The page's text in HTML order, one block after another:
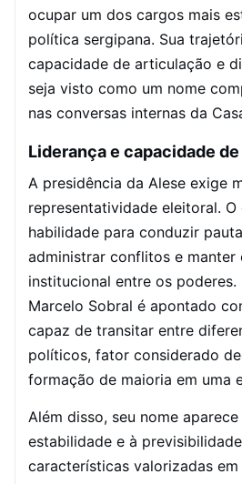
ocupar um dos cargos mais
política sergipana. Sua
capacidade de articulação e
seja visto como um nome
nas conversas internas da
Liderança e capacidade
A presidência da Alese exige
representatividade eleitoral. O
habilidade para conduzir
administrar conflitos e manter
institucional entre os
Marcelo Sobral é apontado
capaz de transitar entre
políticos, fator considerado
formação de maioria em uma
Além disso, seu nome
estabilidade e à
características valorizadas